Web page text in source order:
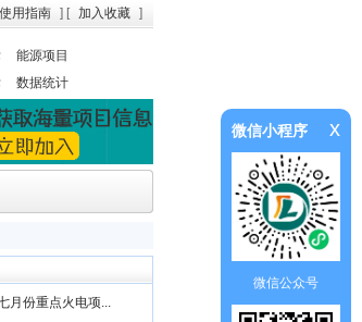
用指南 ] [ 加入收藏 ]
能源项目
数据统计
月份重点火电项...
微信小程序 x
微信公众号